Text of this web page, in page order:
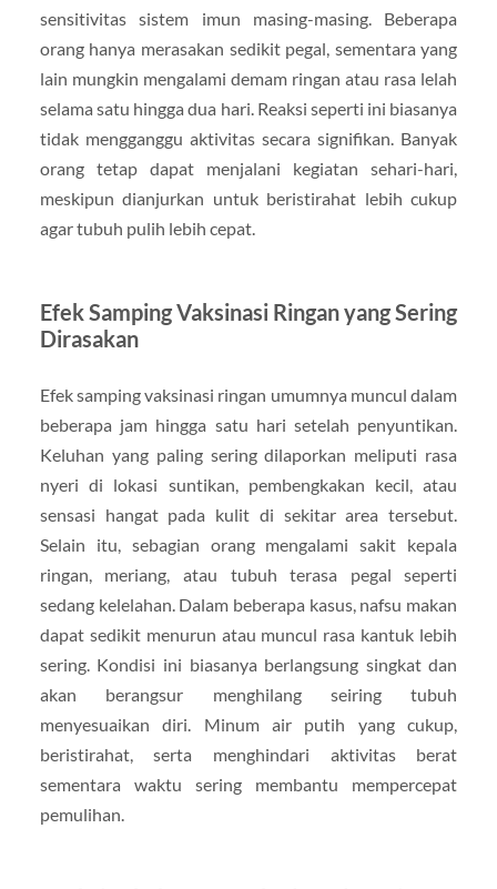
sensitivitas sistem imun masing-masing. Beberapa
orang hanya merasakan sedikit pegal, sementara yang
lain mungkin mengalami demam ringan atau rasa lelah
selama satu hingga dua hari. Reaksi seperti ini biasanya
tidak mengganggu aktivitas secara signifikan. Banyak
orang tetap dapat menjalani kegiatan sehari-hari,
meskipun dianjurkan untuk beristirahat lebih cukup
agar tubuh pulih lebih cepat.
Efek Samping Vaksinasi Ringan yang Sering
Dirasakan
Efek samping vaksinasi ringan umumnya muncul dalam
beberapa jam hingga satu hari setelah penyuntikan.
Keluhan yang paling sering dilaporkan meliputi rasa
nyeri di lokasi suntikan, pembengkakan kecil, atau
sensasi hangat pada kulit di sekitar area tersebut.
Selain itu, sebagian orang mengalami sakit kepala
ringan, meriang, atau tubuh terasa pegal seperti
sedang kelelahan. Dalam beberapa kasus, nafsu makan
dapat sedikit menurun atau muncul rasa kantuk lebih
sering. Kondisi ini biasanya berlangsung singkat dan
akan berangsur menghilang seiring tubuh
menyesuaikan diri. Minum air putih yang cukup,
beristirahat, serta menghindari aktivitas berat
sementara waktu sering membantu mempercepat
pemulihan.